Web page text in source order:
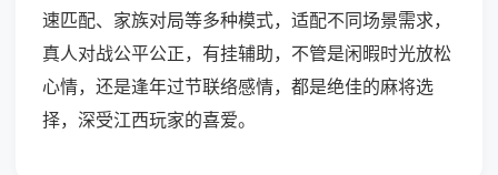
速匹配、家族对局等多种模式，适配不同场景需求，
真人对战公平公正，有挂辅助，不管是闲暇时光放松
心情，还是逢年过节联络感情，都是绝佳的麻将选
择，深受江西玩家的喜爱。